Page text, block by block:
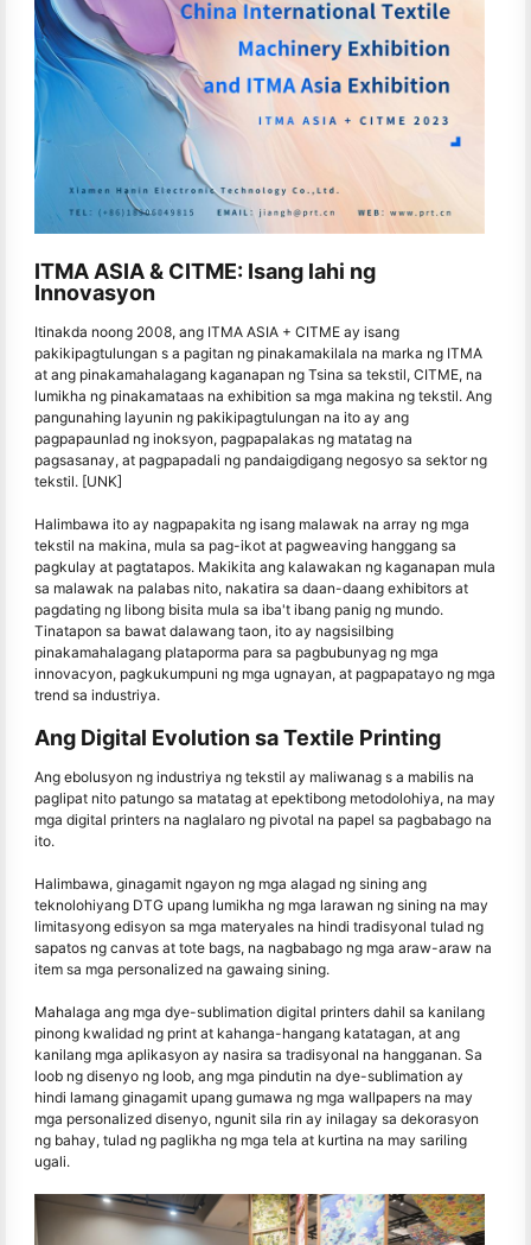
ITMA ASIA & CITME: Isang lahi ng
Innovasyon
Itinakda noong 2008, ang ITMA ASIA + CITME ay isang
pakikipagtulungan s a pagitan ng pinakamakilala na marka ng ITMA
at ang pinakamahalagang kaganapan ng Tsina sa tekstil, CITME, na
lumikha ng pinakamataas na exhibition sa mga makina ng tekstil. Ang
pangunahing layunin ng pakikipagtulungan na ito ay ang
pagpapaunlad ng inoksyon, pagpapalakas ng matatag na
pagsasanay, at pagpapadali ng pandaigdigang negosyo sa sektor ng
tekstil. [UNK]
Halimbawa ito ay nagpapakita ng isang malawak na array ng mga
tekstil na makina, mula sa pag-ikot at pagweaving hanggang sa
pagkulay at pagtatapos. Makikita ang kalawakan ng kaganapan mula
sa malawak na palabas nito, nakatira sa daan-daang exhibitors at
pagdating ng libong bisita mula sa iba't ibang panig ng mundo.
Tinatapon sa bawat dalawang taon, ito ay nagsisilbing
pinakamahalagang plataporma para sa pagbubunyag ng mga
innovacyon, pagkukumpuni ng mga ugnayan, at pagpapatayo ng mga
trend sa industriya.
Ang Digital Evolution sa Textile Printing
Ang ebolusyon ng industriya ng tekstil ay maliwanag s a mabilis na
paglipat nito patungo sa matatag at epektibong metodolohiya, na may
mga digital printers na naglalaro ng pivotal na papel sa pagbabago na
ito.
Halimbawa, ginagamit ngayon ng mga alagad ng sining ang
teknolohiyang DTG upang lumikha ng mga larawan ng sining na may
limitasyong edisyon sa mga materyales na hindi tradisyonal tulad ng
sapatos ng canvas at tote bags, na nagbabago ng mga araw-araw na
item sa mga personalized na gawaing sining.
Mahalaga ang mga dye-sublimation digital printers dahil sa kanilang
pinong kwalidad ng print at kahanga-hangang katatagan, at ang
kanilang mga aplikasyon ay nasira sa tradisyonal na hangganan. Sa
loob ng disenyo ng loob, ang mga pindutin na dye-sublimation ay
hindi lamang ginagamit upang gumawa ng mga wallpapers na may
mga personalized disenyo, ngunit sila rin ay inilagay sa dekorasyon
ng bahay, tulad ng paglikha ng mga tela at kurtina na may sariling
ugali.